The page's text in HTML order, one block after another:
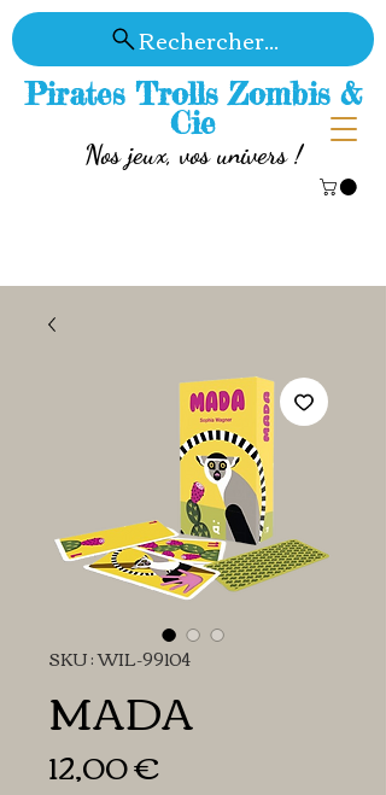
Pirates Trolls Zombis &
Cie
Nos jeux, vos univers !
Rechercher...
SKU : WIL-99104
MADA
12,00 €Prix